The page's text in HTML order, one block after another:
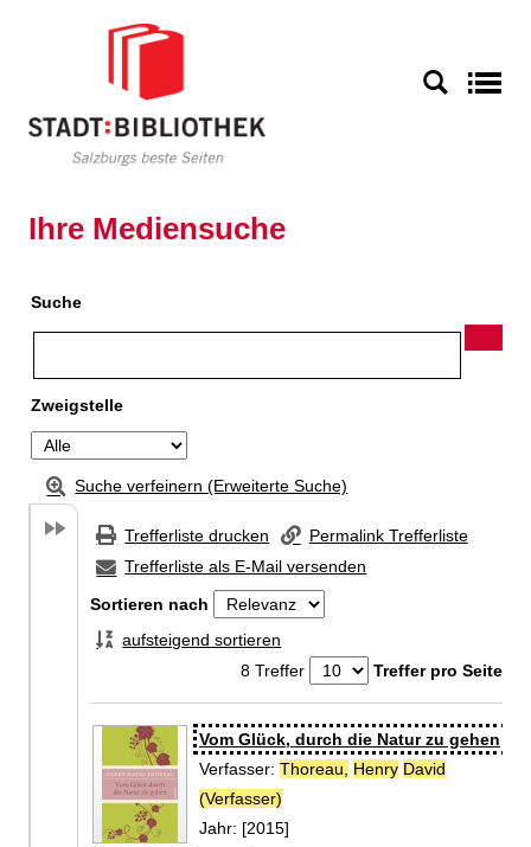
Ihre Mediensuche
Suche
Zweigstelle
Suche verfeinern (Erweiterte Suche)
Trefferliste drucken
Permalink Trefferliste
Trefferliste als E-Mail versenden
Sortieren nach
aufsteigend sortieren
8 Treffer
Treffer pro Seite
Suchergebnis
Zu den Suchfiltern springen
Vom Glück, durch die Natur zu gehen
Verfasser: Thoreau, Henry David
(Verfasser)
Jahr: [2015]